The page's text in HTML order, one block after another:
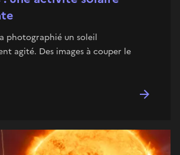
photographié un soleil
agité. Des images à couper le